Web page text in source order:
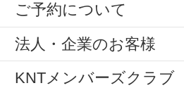
ご予約について
法人・企業のお客様
KNTメンバーズクラブ